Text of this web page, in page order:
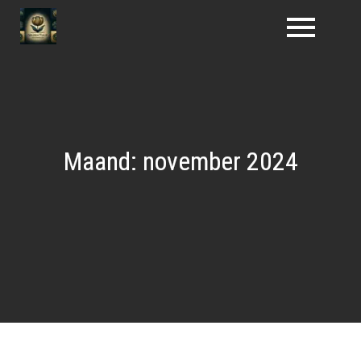
Naar
Maand: november 2024